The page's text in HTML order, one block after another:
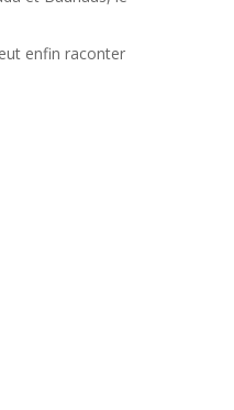
enfin raconter